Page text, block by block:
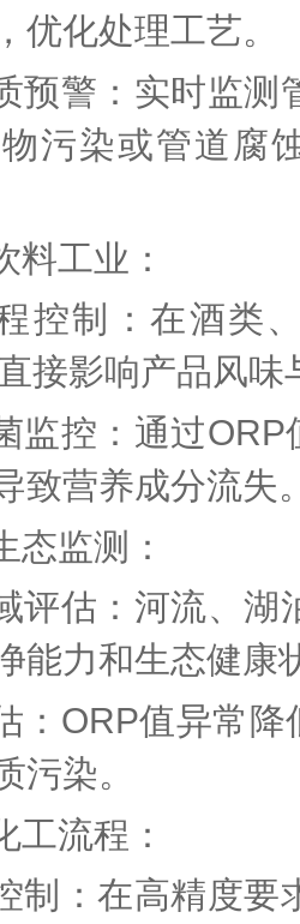
优化处理工艺。
预警：实时监测
污染或管道腐
料工业：
控制：在酒类
接影响产品风味
监控：通过ORP
致营养成分流失
态监测：
评估：河流、湖
能力和生态健康
： ORP值异常降
污染。
工流程：
制：在高精度要